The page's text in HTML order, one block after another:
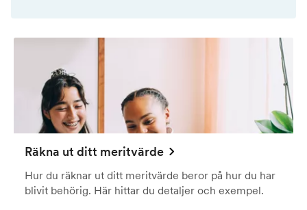
Räkna ut ditt meritvärde
Hur du räknar ut ditt meritvärde beror på hur du har
blivit behörig. Här hittar du detaljer och exempel.